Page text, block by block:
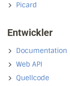
Picard
Entwickler
Documentation
Web API
Quellcode